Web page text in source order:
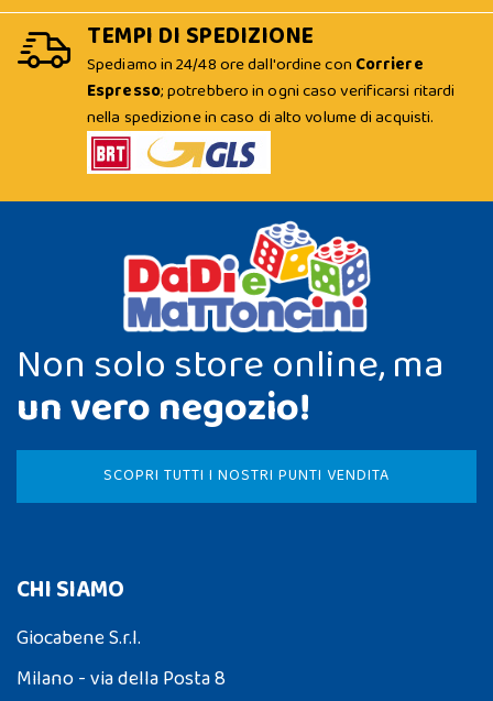
TEMPI DI SPEDIZIONE
Spediamo in 24/48 ore dall'ordine con Corriere
Espresso; potrebbero in ogni caso verificarsi ritardi
nella spedizione in caso di alto volume di acquisti.
Non solo store online, ma
un vero negozio!
SCOPRI TUTTI I NOSTRI PUNTI VENDITA
CHI SIAMO
Giocabene S.r.l.
Milano - via della Posta 8